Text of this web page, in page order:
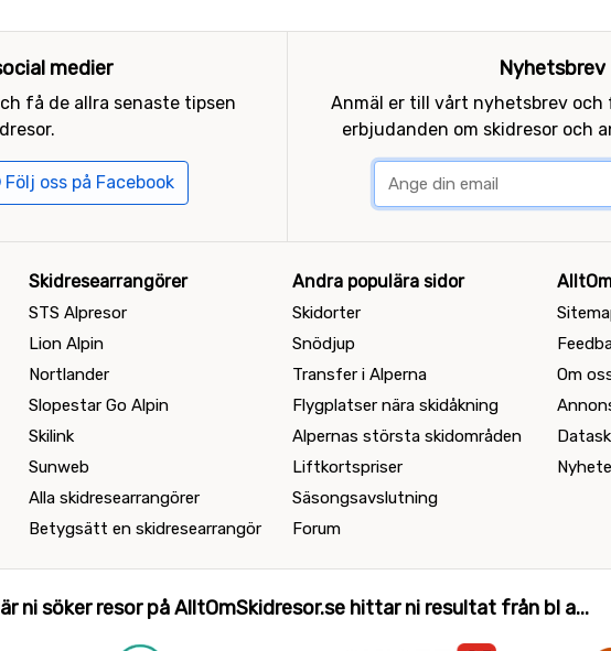
medier
få de allra senaste tipsen
Följ oss på Facebook
Nyhetsbrev
Anmäl er till vårt nyhetsbrev och
erbjudanden om skidresor och
Skidresearrangörer
STS Alpresor
Lion Alpin
Nortlander
Slopestar Go Alpin
Skilink
Sunweb
Alla skidresearrangörer
Betygsätt en skidresearrangör
Andra populära sidor
Skidorter
Snödjup
Transfer i Alperna
Flygplatser nära skidåkning
Alpernas största skidområden
Liftkortspriser
Säsongsavslutning
Forum
Om
ni söker resor på AlltOmSkidresor.se hittar ni resultat från bl a...